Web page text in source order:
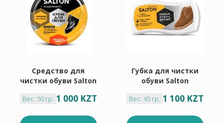
Средство для
чистки обуви Salton
Вес: 50 гр. 1 000 KZT
Губка для чистки
обуви Salton
Вес: 45 гр. 1 100 KZT